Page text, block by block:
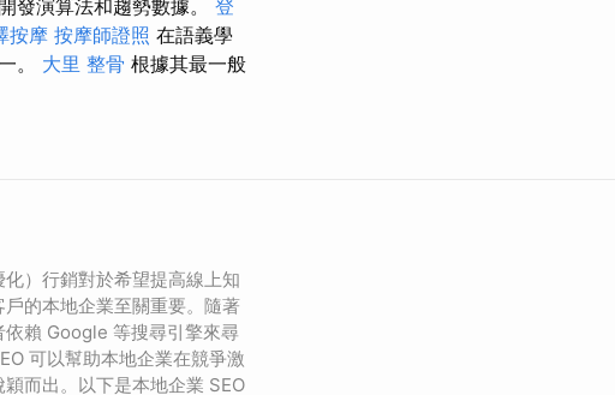
發演算法和趨勢數據。 登
按摩 按摩師證照 在語義學
。 大里 整骨 根據其最一般
化）行銷對於希望提高線上知
的本地企業至關重要。隨著
依賴 Google 等搜尋引擎來尋
可以幫助本地企業在競爭激
而出。以下是本地企業 SEO